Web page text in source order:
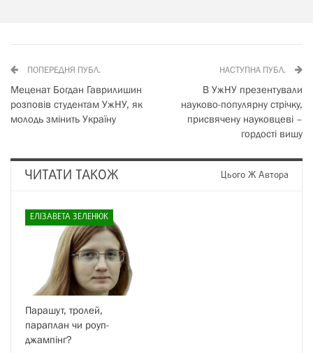
ПОПЕРЕДНЯ ПУБЛ.
Меценат Богдан Гаврилишин
розповів студентам УжНУ, як
молодь змінить Україну
НАСТУПНА ПУБЛ.
В УжНУ презентували
науково-популярну стрічку,
присвячену науковцеві –
гордості вишу
ЧИТАТИ ТАКОЖ Цього Ж Автора
ЕЛІЗАВЕТА ЗЕЛЕНЮК
Парашут, тролей,
параплан чи роуп-
джампінг?